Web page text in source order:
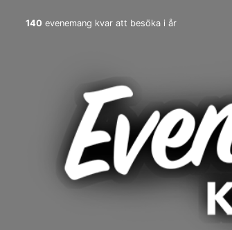
140 evenemang kvar att besöka i år